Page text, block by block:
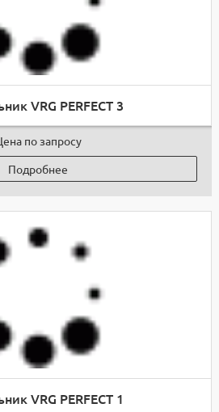
VRG PERFECT 3
по запросу
Подробнее
VRG PERFECT 1